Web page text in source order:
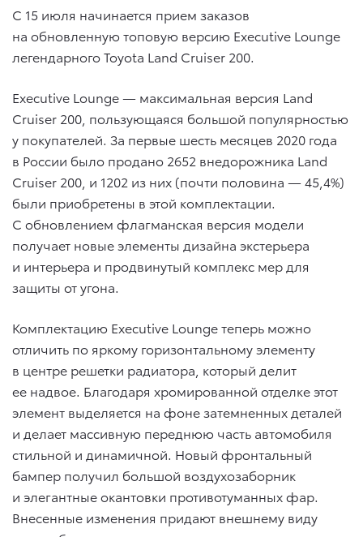
C 15 июля начинается прием заказов
на обновленную топовую версию Executive Lounge
легендарного Toyota Land Cruiser 200.
Executive Lounge — максимальная версия Land
Cruiser 200, пользующаяся большой популярностью
у покупателей. За первые шесть месяцев 2020 года
в России было продано 2652 внедорожника Land
Cruiser 200, и 1202 из них (почти половина — 45,4%)
были приобретены в этой комплектации.
С обновлением флагманская версия модели
получает новые элементы дизайна экстерьера
и интерьера и продвинутый комплекс мер для
защиты от угона.
Комплектацию Executive Lounge теперь можно
отличить по яркому горизонтальному элементу
в центре решетки радиатора, который делит
ее надвое. Благодаря хромированной отделке этот
элемент выделяется на фоне затемненных деталей
и делает массивную переднюю часть автомобиля
стильной и динамичной. Новый фронтальный
бампер получил большой воздухозаборник
и элегантные окантовки противотуманных фар.
Внесенные изменения придают внешнему виду